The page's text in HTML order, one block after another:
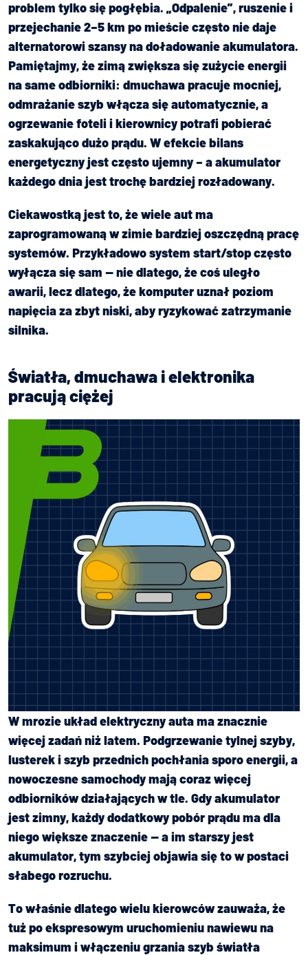
problem tylko się pogłębia. „Odpalenie”, ruszenie i
przejechanie 2–5 km po mieście często nie daje
alternatorowi szansy na doładowanie akumulatora.
Pamiętajmy, że zimą zwiększa się zużycie energii
na same odbiorniki: dmuchawa pracuje mocniej,
odmrażanie szyb włącza się automatycznie, a
ogrzewanie foteli i kierownicy potrafi pobierać
zaskakująco dużo prądu. W efekcie bilans
energetyczny jest często ujemny – a akumulator
każdego dnia jest trochę bardziej rozładowany.
Ciekawostką jest to, że wiele aut ma
zaprogramowaną w zimie bardziej oszczędną pracę
systemów. Przykładowo system start/stop często
wyłącza się sam — nie dlatego, że coś uległo
awarii, lecz dlatego, że komputer uznał poziom
napięcia za zbyt niski, aby ryzykować zatrzymanie
silnika.
Światła, dmuchawa i elektronika
pracują ciężej
W mrozie układ elektryczny auta ma znacznie
więcej zadań niż latem. Podgrzewanie tylnej szyby,
lusterek i szyb przednich pochłania sporo energii, a
nowoczesne samochody mają coraz więcej
odbiorników działających w tle. Gdy akumulator
jest zimny, każdy dodatkowy pobór prądu ma dla
niego większe znaczenie — a im starszy jest
akumulator, tym szybciej objawia się to w postaci
słabego rozruchu.
To właśnie dlatego wielu kierowców zauważa, że
tuż po ekspresowym uruchomieniu nawiewu na
maksimum i włączeniu grzania szyb światła